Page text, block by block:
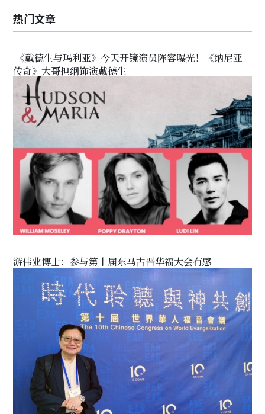
热门文章
《戴德生与玛利亚》今天开镜演员阵容曝光！《纳尼亚
传奇》大哥担纲饰演戴德生
游伟业博士：参与第十届东马古晋华福大会有感